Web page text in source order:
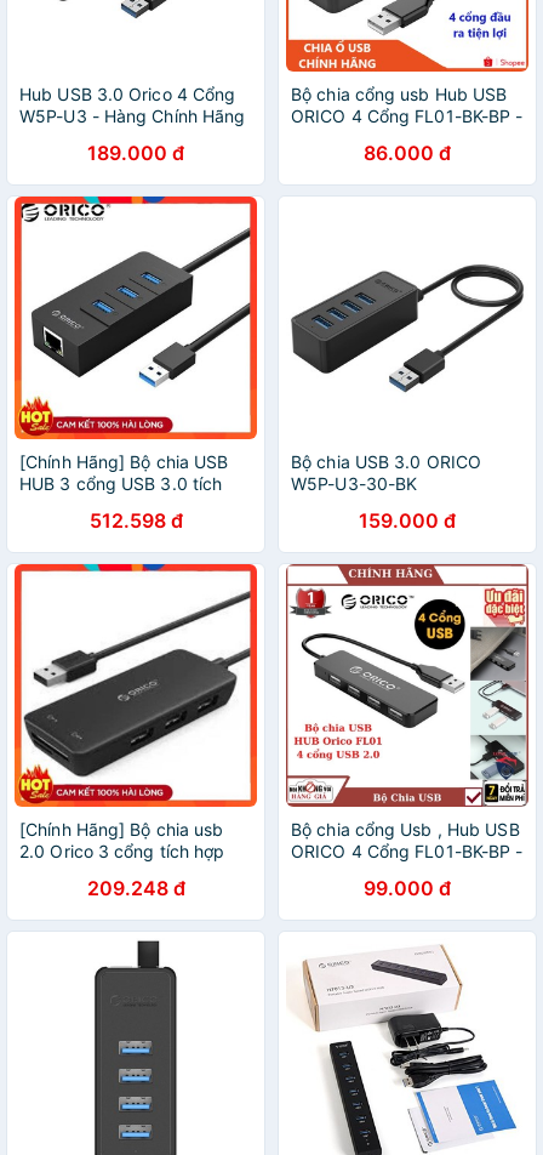
Hub USB 3.0 Orico 4 Cổng
W5P-U3 - Hàng Chính Hãng
189.000 đ
Bộ chia cổng usb Hub USB
ORICO 4 Cổng FL01-BK-BP -
86.000 đ
[Chính Hãng] Bộ chia USB
HUB 3 cổng USB 3.0 tích
HR01-U3 - Hàng Chính Hãng
bảo hành 12 tháng
512.598 đ
Bộ chia USB 3.0 ORICO
W5P-U3-30-BK
159.000 đ
[Chính Hãng] Bộ chia usb
2.0 Orico 3 cổng tích hợp
chia 3 cổng209.248 đ
Bộ chia cổng Usb , Hub USB
ORICO 4 Cổng FL01-BK-BP -
chính hãng99.000 đ